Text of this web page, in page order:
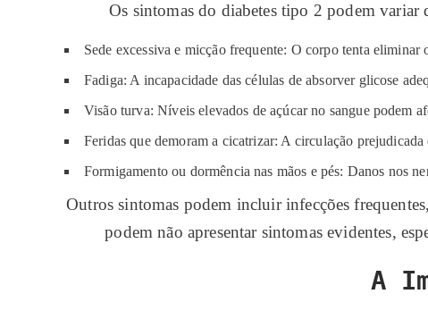
Os sintomas do diabetes tipo 2 podem variar
Sede excessiva e micção frequente: O corpo tenta eliminar
Fadiga: A incapacidade das células de absorver glicose
Visão turva: Níveis elevados de açúcar no sangue podem
Feridas que demoram a cicatrizar: A circulação
Formigamento ou dormência nas mãos e pés: Danos nos
Outros sintomas podem incluir infecções
podem não apresentar sintomas evidentes,
A